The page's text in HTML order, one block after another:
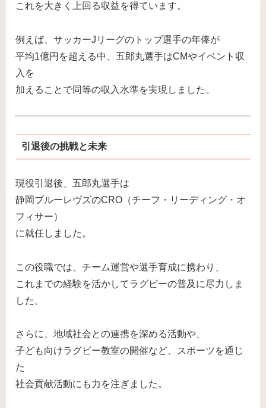
これを大きく上回る収益を得ています。
例えば、サッカーJリーグのトップ選手の年俸が
平均1億円を超える中、五郎丸選手はCMやイベント収
入を
加えることで同等の収入水準を実現しました。
引退後の挑戦と未来
現役引退後、五郎丸選手は
静岡ブルーレヴズのCRO（チーフ・リーディング・オ
フィサー）
に就任しました。
この役職では、チーム運営や選手育成に携わり、
これまでの経験を活かしてラグビーの普及に尽力しま
した。
さらに、地域社会との連携を深める活動や、
子ども向けラグビー教室の開催など、スポーツを通じ
た
社会貢献活動にも力を注ぎました。